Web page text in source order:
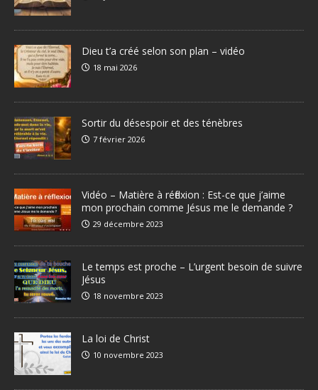
Dieu t’a créé selon son plan – vidéo
18 mai 2026
Sortir du désespoir et des ténèbres
7 février 2026
Vidéo – Matière à réflexion : Est-ce que j’aime
mon prochain comme Jésus me le demande ?
29 décembre 2023
Le temps est proche – L’urgent besoin de suivre
Jésus
18 novembre 2023
La loi de Christ
10 novembre 2023